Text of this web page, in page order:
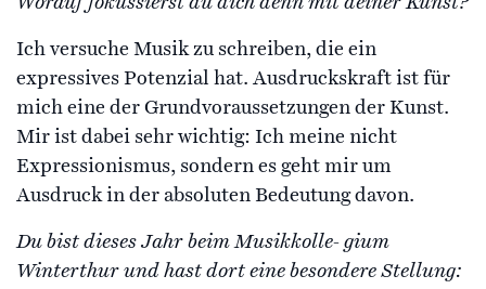
Ich versuche Musik zu schreiben, die ein
expressives Potenzial hat. Ausdruckskraft ist für
mich eine der Grundvoraussetzungen der Kunst.
Mir ist dabei sehr wichtig: Ich meine nicht
Expressionismus, sondern es geht mir um
Ausdruck in der absoluten Bedeutung davon.
Du bist dieses Jahr beim Musikkolle- gium
Winterthur und hast dort eine besondere Stellung: